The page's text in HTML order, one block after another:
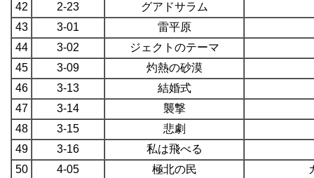
42
2-23
グアドサラム
43
3-01
雷平原
44
3-02
ジェクトのテーマ
45
3-09
灼熱の砂漠
46
3-13
結婚式
47
3-14
襲撃
48
3-15
悲劇
49
3-16
私は飛べる
50
4-05 極北の民